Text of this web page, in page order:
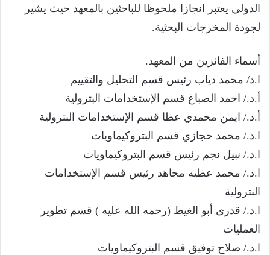
الدولي يعتبر انجازا ملحوظا للباحثين بالمعهد حيث يشير
لجودة المخرجات البحثية.
أسماء الفائزين من المعهد.
ا.د/ محمد دياب رئيس قسم التحليل والتقييم
أ.د./ احمد الصباغ قسم الإستخدامات البترولية
أ.د./ ايمن محمدي عطا قسم الإستخدامات البترولية
ا.د./ محمد حجازي قسم البتروكيماويات
ا.د./ نبيل نجم رئيس قسم البتروكيماويات
ا.د./ محمد عطيه مجاهد رئيس قسم الإستخدامات
البترولية
ا.د./ قدرى أبو الغيط (رحمه الله عليه ) قسم تطوير
العمليات
ا.د./ صلاح توفيق قسم البتروكيماويات